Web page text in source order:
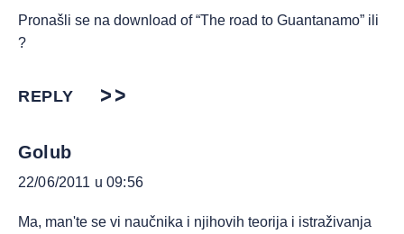
Pronašli se na download of “The road to Guantanamo” ili
?
REPLY
Golub
22/06/2011 u 09:56
Ma, man'te se vi naučnika i njihovih teorija i istraživanja